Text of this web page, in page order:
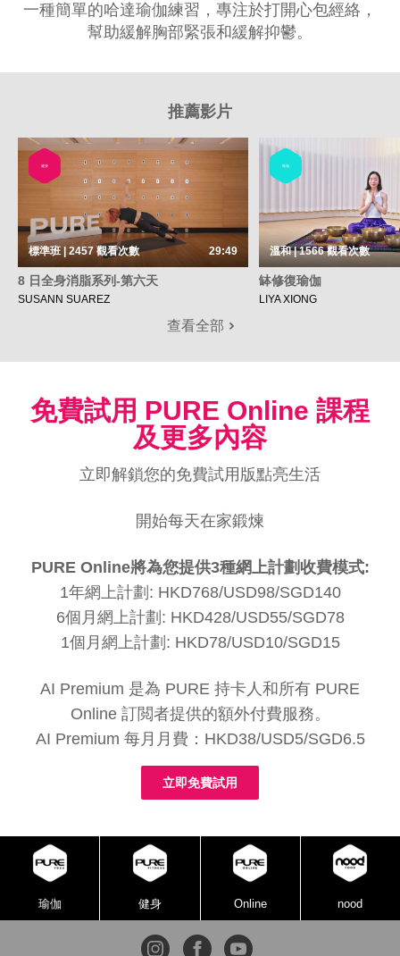
一種簡單的哈達瑜伽練習，專注於打開心包經絡，
幫助緩解胸部緊張和緩解抑鬱。
推薦影片
健身
標準班 | 2457 觀看次數 29:49
8 日全身消脂系列-第六天
SUSANN SUAREZ
瑜伽
溫和 | 1566觀看次數
缽修復瑜伽
LIYA XIONG
查看全部
免費試用 PURE Online 課程
及更多內容
立即解鎖您的免費試用版點亮生活
開始每天在家鍛煉
PURE Online將為您提供3種網上計劃收費模式:
1年網上計劃: HKD768/USD98/SGD140
6個月網上計劃: HKD428/USD55/SGD78
1個月網上計劃: HKD78/USD10/SGD15
AI Premium 是為 PURE 持卡人和所有 PURE
Online 訂閲者提供的額外付費服務。
AI Premium 每月月費：HKD38/USD5/SGD6.5
立即免費試用
瑜伽 健身 Online nood